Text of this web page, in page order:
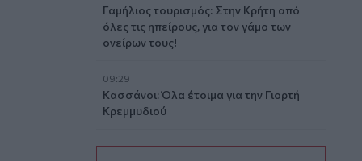
Γαμήλιος τουρισμός: Στην Κρήτη από
όλες τις ηπείρους, για τον γάμο των
ονείρων τους!
09:29
Κασσάνοι: Όλα έτοιμα για την Γιορτή
Κρεμμυδιού
09:24